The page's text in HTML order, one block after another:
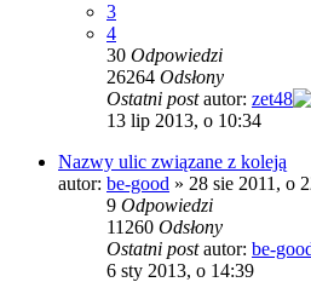
3
4
30 Odpowiedzi
26264 Odsłony
Ostatni postautor: zet48
13 lip 2013, o 10:34
Nazwy ulic związane z koleją
autor: be-good » 28 sie 2011, o
9 Odpowiedzi
11260 Odsłony
Ostatni postautor: be-
6 sty 2013, o 14:39